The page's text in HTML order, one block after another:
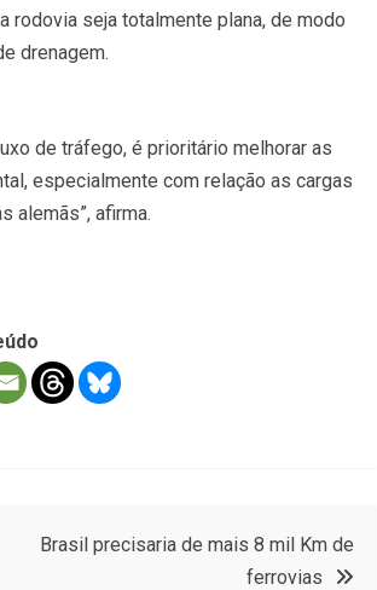
rodovia seja totalmente plana, de modo
drenagem.
de tráfego, é prioritário melhorar as
especialmente com relação as cargas
alemãs”, afirma.
Brasil precisaria de mais 8 mil Km de
ferrovias